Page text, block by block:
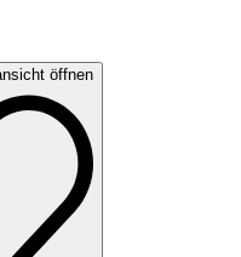
öffnen